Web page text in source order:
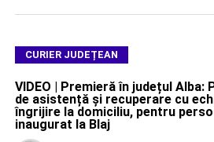
CURIER JUDEȚEAN
VIDEO | Premieră în județul Alba:
de asistență și recuperare cu
îngrijire la domiciliu, pentru
inaugurat la Blaj